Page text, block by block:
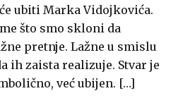
ubiti Marka Vidojkovića.
što smo skloni da
pretnje. Lažne u smislu
ih zaista realizuje. Stvar je
već ubijen. […]